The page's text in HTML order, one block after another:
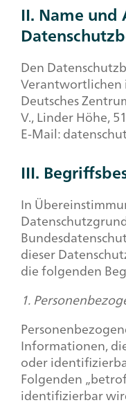
II. Name
Den
Verantwortlichen
Deutsches
V., Linder Höhe,
E-Mail:
III.
In
dieser
die folgenden
1.
Informationen,
oder
Folgenden
identifizierbar